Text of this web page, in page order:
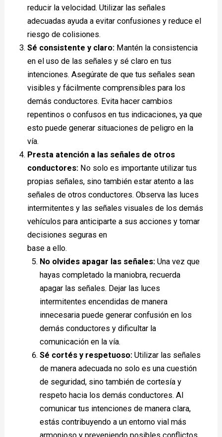
reducir la velocidad. Utilizar las señales
adecuadas ayuda a evitar confusiones y reduce el
riesgo de colisiones.
Sé consistente y claro: Mantén la consistencia
en el uso de las señales y sé claro en tus
intenciones. Asegúrate de que tus señales sean
visibles y fácilmente comprensibles para los
demás conductores. Evita hacer cambios
repentinos o confusos en tus indicaciones, ya que
esto puede generar situaciones de peligro en la
vía.
Presta atención a las señales de otros
conductores: No solo es importante utilizar tus
propias señales, sino también estar atento a las
señales de otros conductores. Observa las luces
intermitentes y las señales visuales de los demás
vehículos para anticiparte a sus acciones y tomar
decisiones seguras en
base a ello.
No olvides apagar las señales:Una vez que
hayas completado la maniobra, recuerda
apagar las señales. Dejar las luces
intermitentes encendidas de manera
innecesaria puede generar confusión en los
demás conductores y dificultar la
comunicación en la vía.
Sé cortés y respetuoso:Utilizar las señales
de manera adecuada no solo es una cuestión
de seguridad, sino también de cortesía y
respeto hacia los demás conductores. Al
comunicar tus intenciones de manera clara,
estás contribuyendo a un entorno vial más